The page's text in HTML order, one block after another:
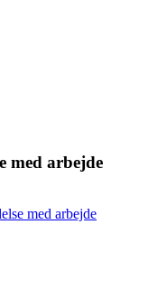
med arbejde
med arbejde